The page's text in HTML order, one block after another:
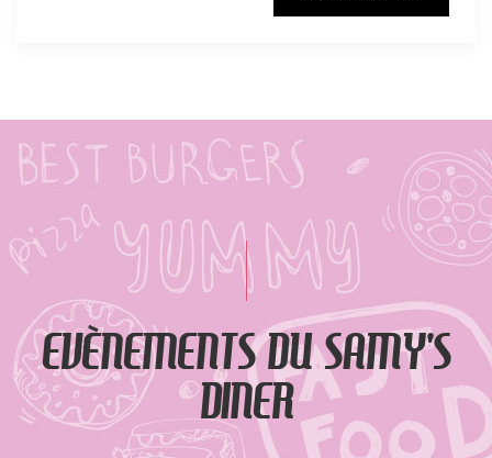
EVÈNEMENTS DU SAMY'S
DINER